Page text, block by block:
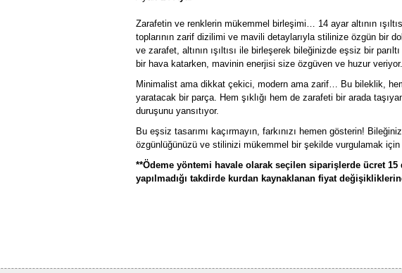
Zarafetin ve renklerin mükemmel birleşimi… 14 ayar altının
toplarının zarif dizilimi ve mavili detaylarıyla stilinize özgün bir
ve zarafet, altının ışıltısı ile birleşerek bileğinizde eşsiz bir
bir hava katarken, mavinin enerjisi size özgüven ve huzur veriyor.
Minimalist ama dikkat çekici, modern ama zarif… Bu bileklik,
yaratacak bir parça. Hem şıklığı hem de zarafeti bir arada
duruşunu yansıtıyor.
Bu eşsiz tasarımı kaçırmayın, farkınızı hemen gösterin!
özgünlüğünüzü ve stilinizi mükemmel bir şekilde vurgulamak
**Ödeme yöntemi havale olarak seçilen siparişlerde ücret
yapılmadığı takdirde kurdan kaynaklanan fiyat